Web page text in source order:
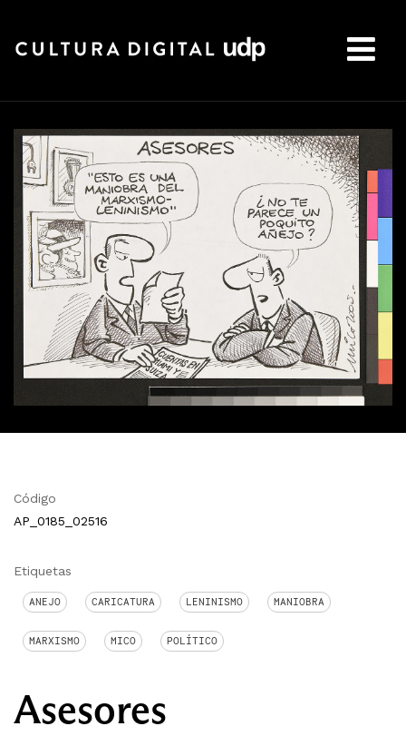
Código
AP_0185_02516
Etiquetas
ANEJO CARICATURA LENINISMO MANIOBRA
MARXISMO MICO POLÍTICO
Asesores